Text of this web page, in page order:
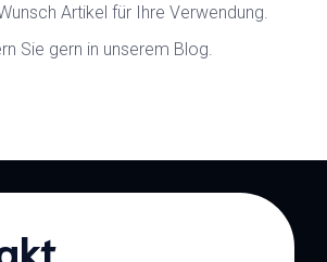
Artikel für Ihre Verwendung.
Sie gern in unserem Blog.